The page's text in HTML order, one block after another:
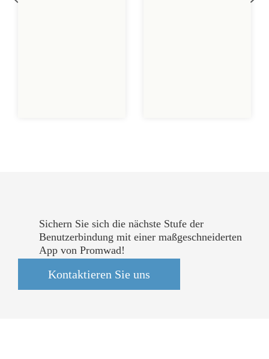
Sichern Sie sich die nächste Stufe der
Benutzerbindung mit einer maßgeschneiderten
App von Promwad!
Kontaktieren Sie uns